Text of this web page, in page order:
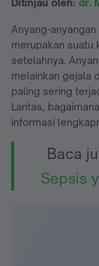
Ditinjau oleh: dr.
Anyang-
merupakan suatu
setelahnya.
melainkan gejala
paling sering
Lantas,
informasi
Baca
Sepsis